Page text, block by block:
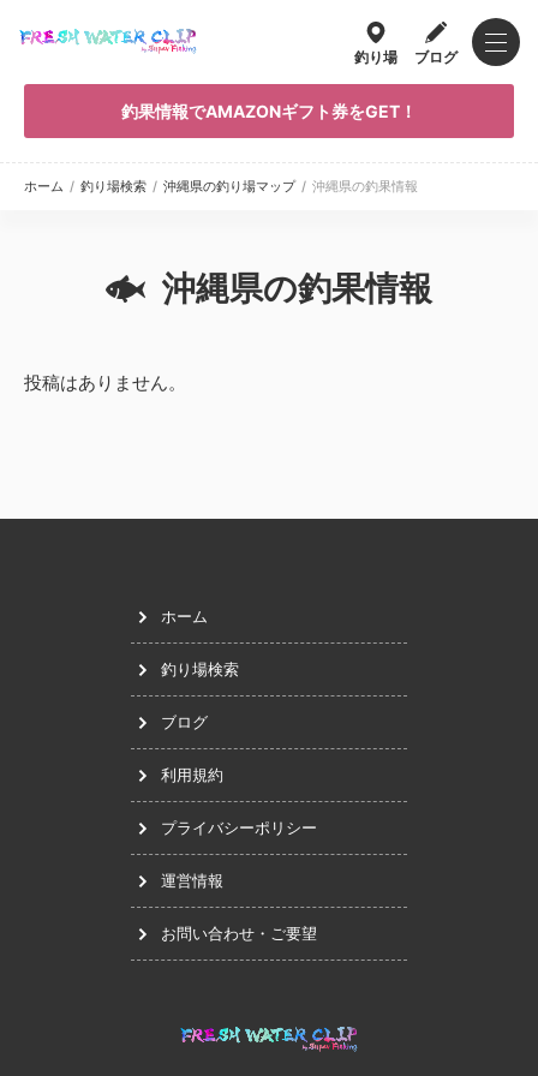
釣り場 ブログ
釣果情報でAMAZONギフト券をGET！
ホーム / 釣り場検索 / 沖縄県の釣り場マップ / 沖縄県の釣果情報
沖縄県の釣果情報
投稿はありません。
ホーム
釣り場検索
ブログ
利用規約
プライバシーポリシー
運営情報
お問い合わせ・ご要望